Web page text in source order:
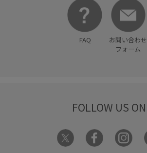
FAQ
お問い合わせ
フォーム
FOLLOW US ON